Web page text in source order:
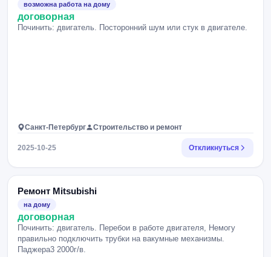
возможна работа на дому
договорная
Починить: двигатель. Посторонний шум или стук в двигателе.
Санкт-Петербург Строительство и ремонт
2025-10-25 Откликнуться
Ремонт Mitsubishi
на дому
договорная
Починить: двигатель. Перебои в работе двигателя, Немогу
правильно подключить трубки на вакумные механизмы.
Паджера3 2000г/в.